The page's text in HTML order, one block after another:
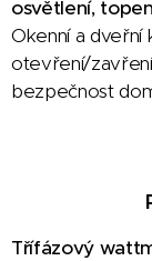
osvětlení,
Okenní a dveřní
otevření/
bezpečnost
Třífázový